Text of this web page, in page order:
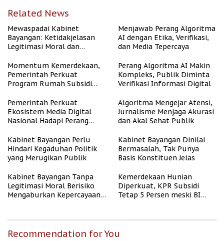
Related News
Mewaspadai Kabinet
Bayangan: Ketidakjelasan
Legitimasi Moral dan
Menjawab Perang Algoritma
AI dengan Etika, Verifikasi,
dan Media Tepercaya
Momentum Kemerdekaan,
Pemerintah Perkuat
Program Rumah Subsidi
Berpenghasilan Rendah
Perang Algoritma AI Makin
Kompleks, Publik Diminta
Verifikasi Informasi Digital
Pemerintah Perkuat
Ekosistem Media Digital
Nasional Hadapi Perang
Algoritma Mengejar Atensi,
Jurnalisme Menjaga Akurasi
dan Akal Sehat Publik
Kabinet Bayangan Perlu
Hindari Kegaduhan Politik
yang Merugikan Publik
Kabinet Bayangan Dinilai
Bermasalah, Tak Punya
Basis Konstituen Jelas
Kabinet Bayangan Tanpa
Legitimasi Moral Berisiko
Mengaburkan Kepercayaan
Kemerdekaan Hunian
Diperkuat, KPR Subsidi
Tetap 5 Persen meski BI
Recommendation for You